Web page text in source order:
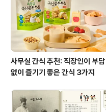
사무실 간식 추천: 직장인이 부담
없이 즐기기 좋은 간식 3가지